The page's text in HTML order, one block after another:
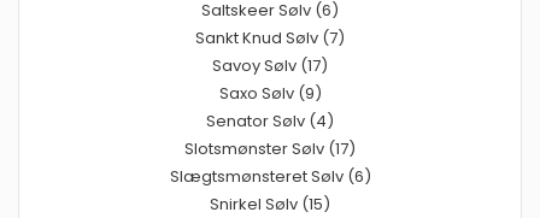
Saltskeer Sølv (6)
Sankt Knud Sølv (7)
Savoy Sølv (17)
Saxo Sølv (9)
Senator Sølv (4)
Slotsmønster Sølv (17)
Slægtsmønsteret Sølv (6)
Snirkel Sølv (15)